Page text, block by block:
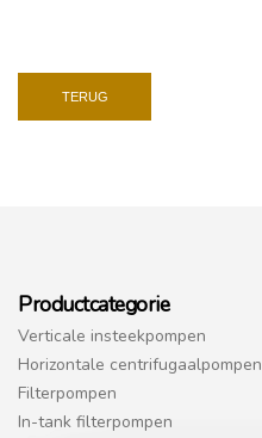
TERUG
Productcategorie
Verticale insteekpompen
Horizontale centrifugaalpompen
Filterpompen
In-tank filterpompen